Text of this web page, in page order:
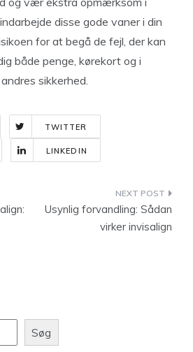
disse gode vaner i din
for at begå de fejl, der kan
både penge, kørekort og i
sikkerhed.
TWITTER
LINKEDIN
Usynlig forvandling: Sådan
virker invisalign
Søg